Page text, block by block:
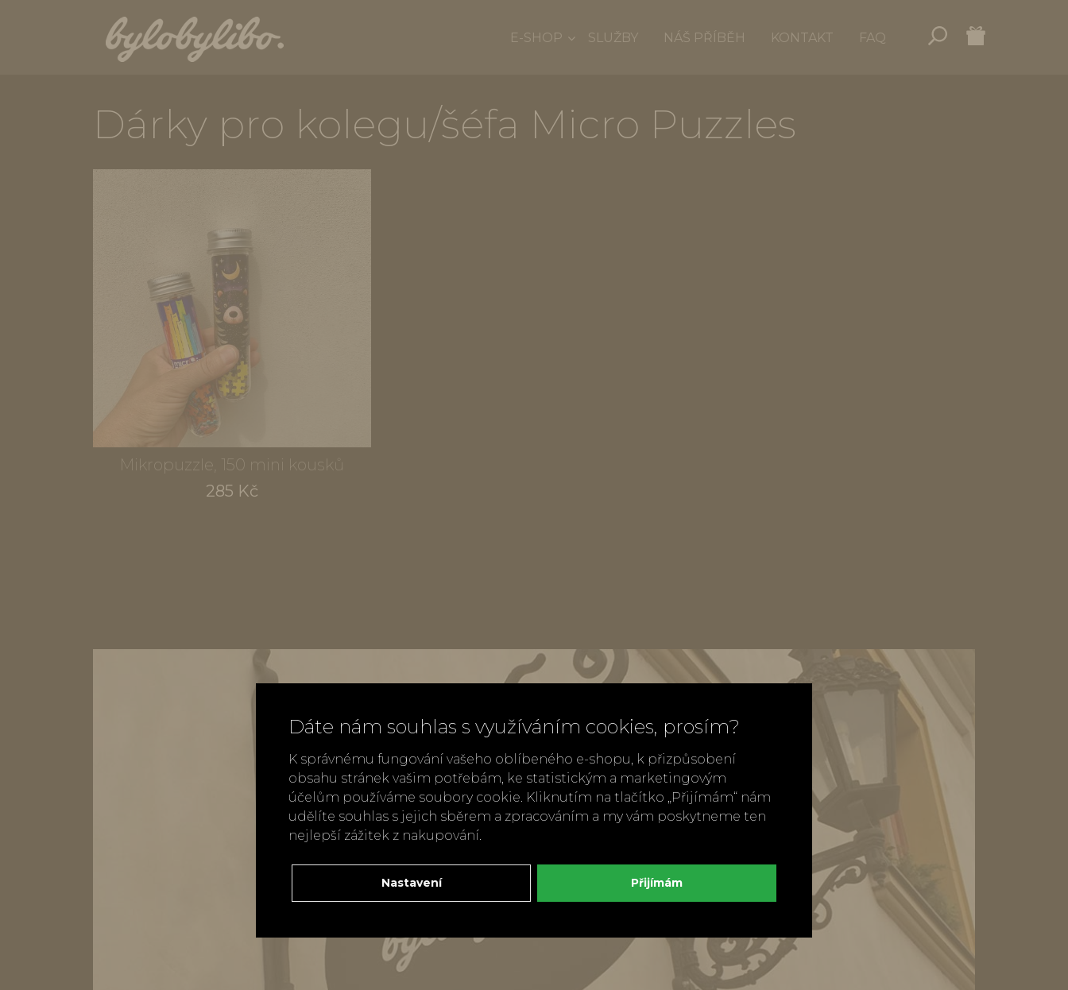
Dárky pro kolegu/šéfa Micro Puzzles
Mikropuzzle, 150 mini kousků
285 Kč
E-SHOP SLUŽBY NÁŠ PŘÍBĚH KONTAKT FAQ
Dáte nám souhlas s využíváním cookies, prosím?
K správnému fungování vašeho oblíbeného e-shopu, k přizpůsobení
obsahu stránek vašim potřebám, ke statistickým a marketingovým
účelům používáme soubory cookie. Kliknutím na tlačítko „Přijímám“ nám
udělíte souhlas s jejich sběrem a zpracováním a my vám poskytneme ten
nejlepší zážitek z nakupování.
Nastavení Přijímám